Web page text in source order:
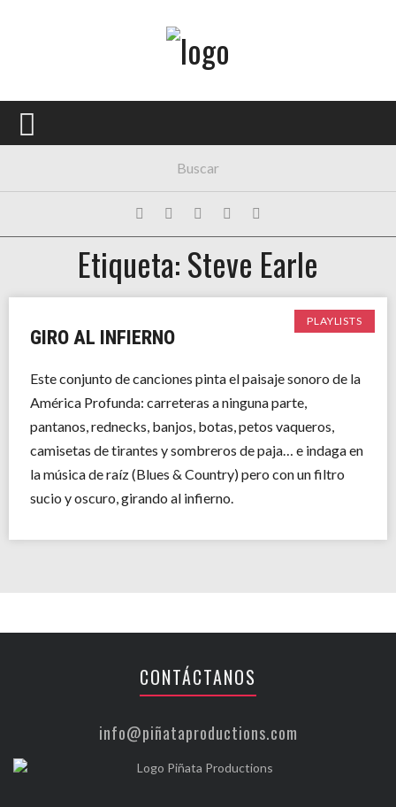
PORTADA
FESTIVALES
EXPOSICIONES
HISTORIAS
Etiqueta: Steve Earle
PLAYLISTS
GIRO AL INFIERNO
Este conjunto de canciones pinta el paisaje sonoro de la
América Profunda: carreteras a ninguna parte,
pantanos, rednecks, banjos, botas, petos vaqueros,
camisetas de tirantes y sombreros de paja… e indaga en
la música de raíz (Blues & Country) pero con un filtro
sucio y oscuro, girando al infierno.
CONTÁCTANOS
info@piñataproductions.com